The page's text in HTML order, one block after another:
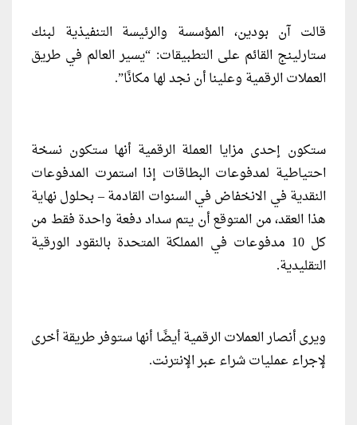
قالت آن بودين، المؤسسة والرئيسة التنفيذية لبنك
ستارلينج القائم على التطبيقات: “يسير العالم في طريق
العملات الرقمية وعلينا أن نجد لها مكانًا”.
ستكون إحدى مزايا العملة الرقمية أنها ستكون نسخة
احتياطية لمدفوعات البطاقات إذا استمرت المدفوعات
النقدية في الانخفاض في السنوات القادمة – بحلول نهاية
هذا العقد، من المتوقع أن يتم سداد دفعة واحدة فقط من
كل 10 مدفوعات في المملكة المتحدة بالنقود الورقية
التقليدية.
ويرى أنصار العملات الرقمية أيضًا أنها ستوفر طريقة أخرى
لإجراء عمليات شراء عبر الإنترنت.